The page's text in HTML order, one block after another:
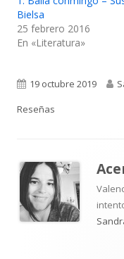
Bielsa
25 febrero 2016
En «Literatura»
Publicado
el
19 octubre 2019
Reseñas